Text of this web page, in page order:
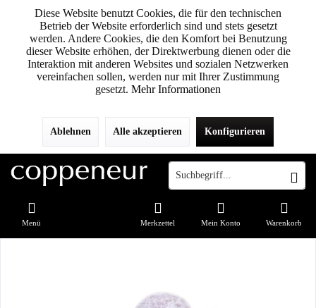
Diese Website benutzt Cookies, die für den technischen
Betrieb der Website erforderlich sind und stets gesetzt
werden. Andere Cookies, die den Komfort bei Benutzung
dieser Website erhöhen, der Direktwerbung dienen oder die
Interaktion mit anderen Websites und sozialen Netzwerken
vereinfachen sollen, werden nur mit Ihrer Zustimmung
gesetzt. Mehr Informationen
Ablehnen Alle akzeptieren Konfigurieren
Menü Warenkorb
Merkzettel Mein Konto